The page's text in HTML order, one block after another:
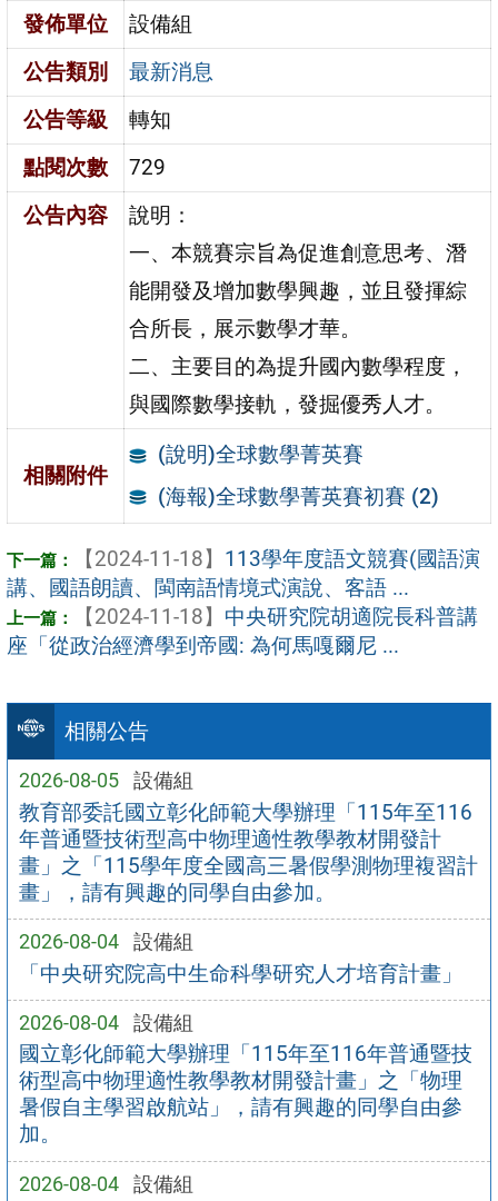
相關公告
2026-08-05 設備組
教育部委託國立彰化師範大學辦理「115年至116
年普通暨技術型高中物理適性教學教材開發計
畫」之「115學年度全國高三暑假學測物理複習計
畫」，請有興趣的同學自由參加。
2026-08-04 設備組
「中央研究院高中生命科學研究人才培育計畫」
2026-08-04 設備組
國立彰化師範大學辦理「115年至116年普通暨技
術型高中物理適性教學教材開發計畫」之「物理
暑假自主學習啟航站」，請有興趣的同學自由參
加。
2026-08-04 設備組
發佈單位
設備組
公告類別
最新消息
公告等級
轉知
點閱次數
729
公告內容
說明：
一、本競賽宗旨為促進創意思考、潛
能開發及增加數學興趣，並且發揮綜
合所長，展示數學才華。
二、主要目的為提升國內數學程度，
與國際數學接軌，發掘優秀人才。
相關附件
(說明)全球數學菁英賽
(海報)全球數學菁英賽初賽 (2)
【2024-11-18】 113學年度語文競賽(國語演
講、國語朗讀、閩南語情境式演說、客語 ...
【2024-11-18】 中央研究院胡適院長科普講
座「從政治經濟學到帝國: 為何馬嘎爾尼 ...